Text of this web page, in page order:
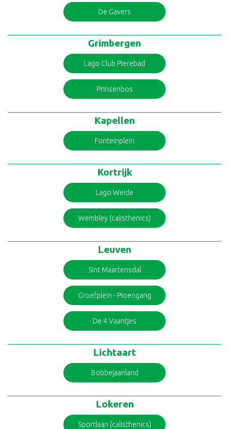
De Gavers
Grimbergen
Lago Club Pierebad
Prinsenbos
Kapellen
Fonteinplein
Kortrijk
Lago Weide
Wembley (calisthenics)
Leuven
Sint Maartensdal
Groefplein - Pioengang
De 4 Vaantjes
Lichtaart
Bobbejaanland
Lokeren
Sportlaan (calisthenics)